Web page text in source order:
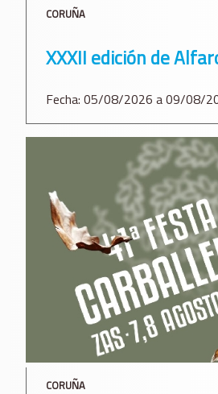
CORUÑA
XXXII edición de
Fecha: 05/08/2026 a 09/08/
CORUÑA